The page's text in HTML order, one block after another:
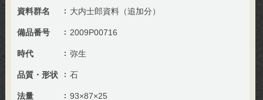
資料群名 大内士郎資料（追加分）
備品番号 2009P00716
時代 弥生
品質・形状 石
法量 93×87×25